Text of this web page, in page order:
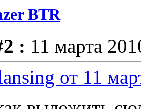
BTR
: 11 марта
от 11